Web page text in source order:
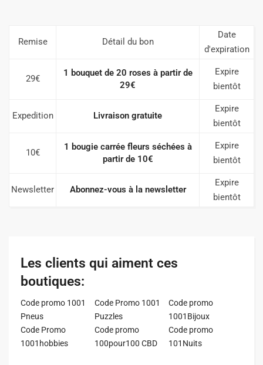
Remise Détail du bon
Date
d'expiration
29€
1 bouquet de 20 roses à partir de
29€
Expire
bientôt
Expedition Livraison gratuite
Expire
bientôt
10€
1 bougie carrée fleurs séchées à
partir de 10€
Expire
bientôt
Newsletter Abonnez-vous à la newsletter
Expire
bientôt
Les clients qui aiment ces
boutiques:
Code promo 1001
Pneus
Code Promo 1001
Puzzles
Code promo
1001Bijoux
Code Promo
1001hobbies
Code promo
100pour100 CBD
Code promo
101Nuits